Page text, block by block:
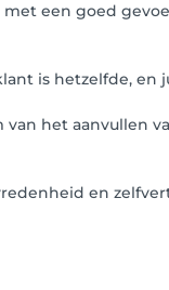
een goed
is hetzelfde, en
het aanvullen
en